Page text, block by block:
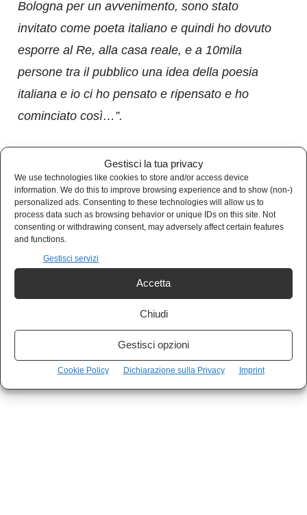
Gestisci la tua privacy
We use technologies like cookies to store and/or access device
information. We do this to improve browsing experience and to show (non-)
personalized ads. Consenting to these technologies will allow us to
process data such as browsing behavior or unique IDs on this site. Not
consenting or withdrawing consent, may adversely affect certain features
and functions.
Gestisci servizi
Accetta
Chiudi
Gestisci opzioni
Cookie Policy Dichiarazione sulla Privacy Imprint
Bologna per un avvenimento, sono stato
invitato come poeta italiano e quindi ho dovuto
esporre al Re, alla casa reale, e a 10mila
persone tra il pubblico una idea della poesia
italiana e io ci ho pensato e ripensato e ho
cominciato così…”.
cappellaAria di rivoluzione, brano tratto da
Sulle corde di Ariesdi Franco Battiato.
“Questo era Franco Battiato, prima che
diventasse famoso, quando era insopportabile.
Battiato ci ha preceduto in cielo come sempre
CSI – Aria di rivoluzione